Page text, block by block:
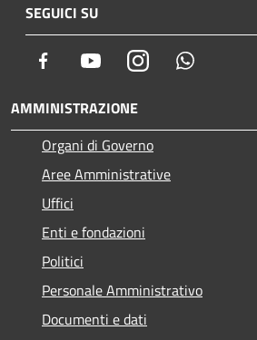
SEGUICI SU
Facebook YoutubeInstagram
AMMINISTRAZIONE
Organi di Governo
Aree Amministrative
Uffici
Enti e fondazioni
Politici
Personale Amministrativo
Documenti e dati